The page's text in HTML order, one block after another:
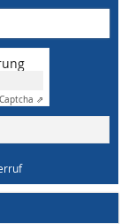
Captcha ⇗